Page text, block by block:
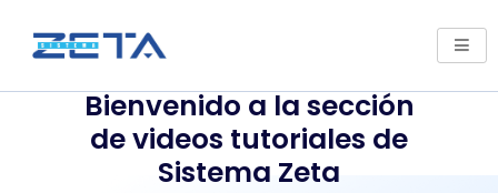
Bienvenido a la sección
de videos tutoriales de
Sistema Zeta